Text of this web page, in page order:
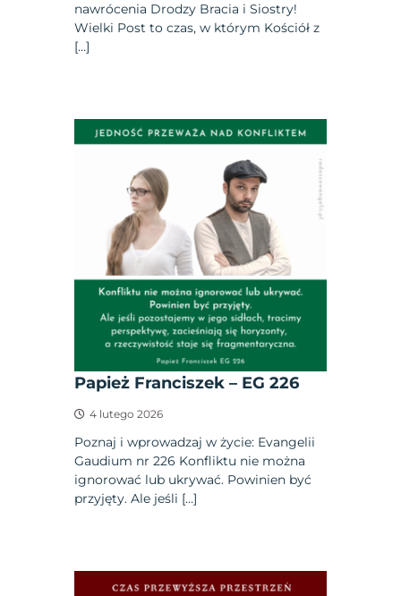
nawrócenia Drodzy Bracia i Siostry!
Wielki Post to czas, w którym Kościół z
[…]
Papież Franciszek – EG 226
4 lutego 2026
Poznaj i wprowadzaj w życie: Evangelii
Gaudium nr 226 Konfliktu nie można
ignorować lub ukrywać. Powinien być
przyjęty. Ale jeśli […]